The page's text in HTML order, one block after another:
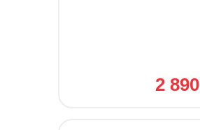
2 890